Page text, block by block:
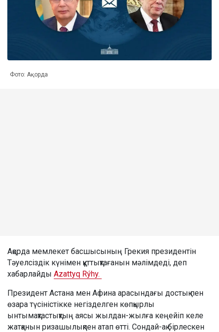
Фото: Ақорда
Ақорда мемлекет басшысының Грекия президентін
Тәуелсіздік күнімен құттықтағанын мәлімдеді, деп
хабарлайды Azattyq Rýhy.
Президент Астана мен Афина арасындағы достық пен
өзара түсіністікке негізделген көпқырлы
ынтымақтастықтың аясы жылдан-жылға кеңейіп келе
жатқанын ризашылықпен атап өтті. Сондай-ақ бірлескен